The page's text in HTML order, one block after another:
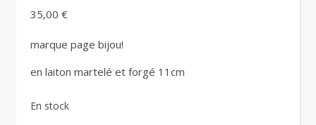
35,00 €
marque page bijou!
en laiton martelé et forgé 11cm
En stock